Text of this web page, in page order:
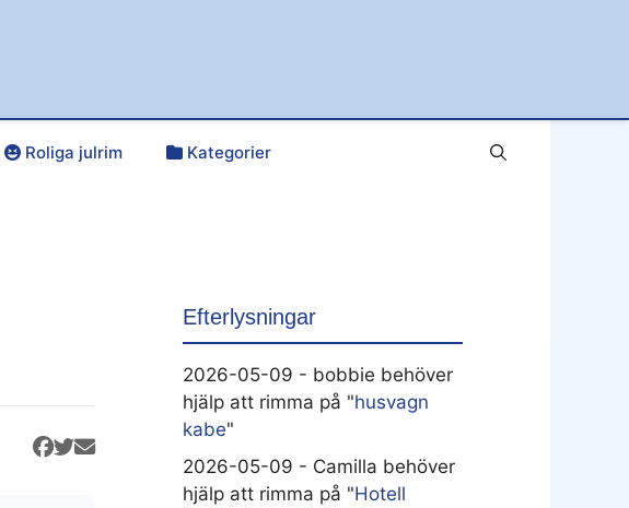
Roliga julrim Kategorier
Efterlysningar
2026-05-09 - bobbie behöver
hjälp att rimma på "husvagn
kabe"
2026-05-09 - Camilla behöver
hjälp att rimma på "Hotell